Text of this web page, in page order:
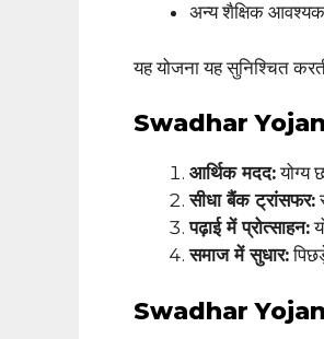
अन्य शैक्षिक
यह योजना यह सुनिश्चित
Swadhar
आर्थिक मदद:योग्य
सीधा बैंक ट्रांसफर:
पढ़ाई में प्रोत्साहन:
समाज में सुधार:
Swadhar